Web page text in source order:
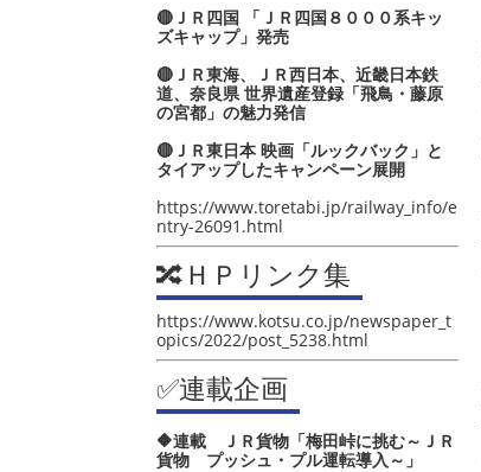
🔴ＪＲ四国 「ＪＲ四国８０００系キッ
ズキャップ」発売
🔴ＪＲ東海、ＪＲ西日本、近畿日本鉄
道、奈良県 世界遺産登録「飛鳥・藤原
の宮都」の魅力発信
🔴ＪＲ東日本 映画「ルックバック」と
タイアップしたキャンペーン展開
https://www.toretabi.jp/railway_info/e
ntry-26091.html
🔀ＨＰリンク集
https://www.kotsu.co.jp/newspaper_t
opics/2022/post_5238.html
✅連載企画
🔶連載 ＪＲ貨物「梅田峠に挑む～ＪＲ
貨物 プッシュ・プル運転導入～」